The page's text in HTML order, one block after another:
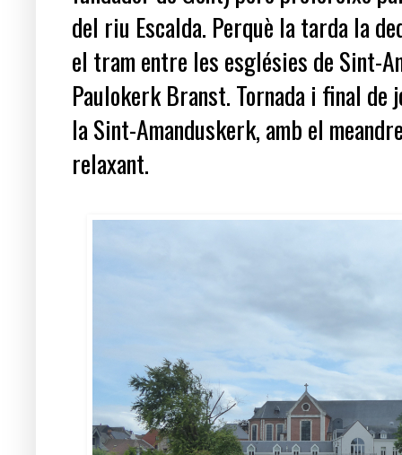
del riu Escalda. Perquè la tarda la
el tram entre les esglésies de Sint-
Paulokerk Branst. Tornada i final de
la Sint-Amanduskerk, amb el
relaxant.